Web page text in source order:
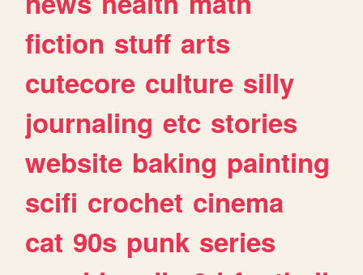
fiction stuff arts
cutecore culture silly
journaling etc stories
website baking painting
scifi crochet cinema
cat 90s punk series